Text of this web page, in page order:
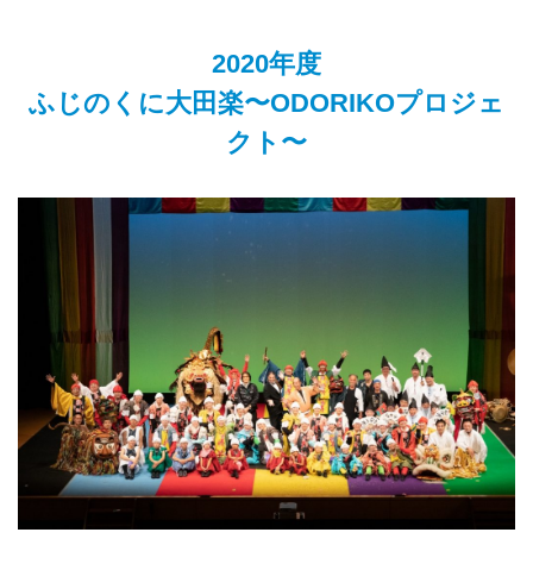
2020年度
ふじのくに大田楽〜ODORIKOプロジェ
クト〜